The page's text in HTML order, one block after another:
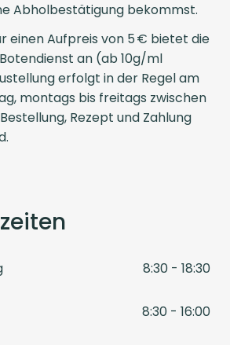
Abholbestätigung bekommst.
einen Aufpreis von 5 € bietet die
an (ab 10g/ml
erfolgt in der Regel am
montags bis freitags zwischen
Rezept und Zahlung
8:30 - 18:30
8:30 - 16:00